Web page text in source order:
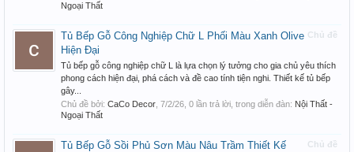
Ngoại Thất
Chủ đề
Tủ Bếp Gỗ Công Nghiệp Chữ L Phối Màu Xanh Olive
Hiện Đại
Tủ bếp gỗ công nghiệp chữ L là lựa chọn lý tưởng cho gia chủ yêu thích
phong cách hiện đại, phá cách và đề cao tính tiện nghi. Thiết kế tủ bếp
gây...
Chủ đề bởi: CaCo Decor 7/2/26 , 0 lần trả lời, trong diễn đàn: Nội Thất -
Ngoại Thất
Chủ đề
Tủ Bếp Gỗ Sồi Phủ Sơn Màu Nâu Trầm Thiết Kế